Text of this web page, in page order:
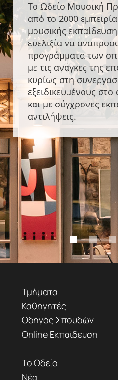
Το Ωδείο Μουσική
από το 2000
μουσικής
ευελιξία να
προγράμματα των
με τις ανάγκες της
κυρίως στη
εξειδικευμένους στο
και με σύγχρονες
αντιλήψεις.
Τμήματα
Καθηγητές
Οδηγός Σπουδών
Online Εκπαίδευση
Το Ωδείο
Νέα